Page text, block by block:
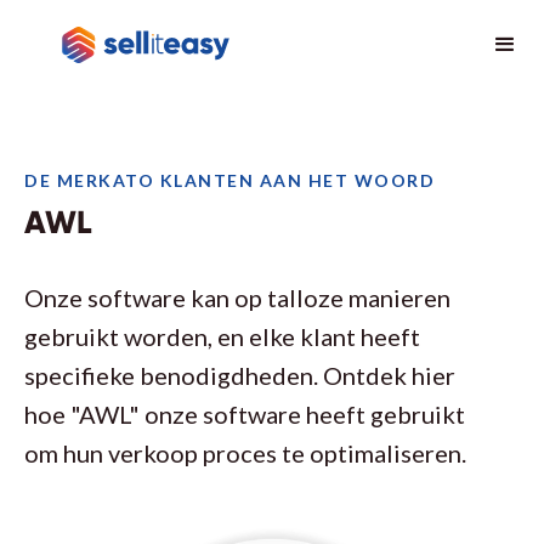
DE MERKATO KLANTEN AAN HET WOORD
AWL
Onze software kan op talloze manieren
gebruikt worden, en elke klant heeft
specifieke benodigdheden. Ontdek hier
hoe "AWL" onze software heeft gebruikt
om hun verkoop proces te optimaliseren.